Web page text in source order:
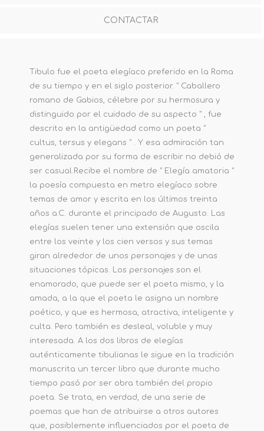
CONTACTAR
Tibulo fue el poeta elegíaco preferido en la Roma
de su tiempo y en el siglo posterior. " Caballero
romano de Gabios, célebre por su hermosura y
distinguido por el cuidado de su aspecto " , fue
descrito en la antigüedad como un poeta "
cultus, tersus y elegans " . Y esa admiración tan
generalizada por su forma de escribir no debió de
ser casual.Recibe el nombre de " Elegía amatoria "
la poesía compuesta en metro elegíaco sobre
temas de amor y escrita en los últimos treinta
años a.C. durante el principado de Augusto. Las
elegías suelen tener una extensión que oscila
entre los veinte y los cien versos y sus temas
giran alrededor de unos personajes y de unas
situaciones tópicas. Los personajes son el
enamorado, que puede ser el poeta mismo, y la
amada, a la que el poeta le asigna un nombre
poético, y que es hermosa, atractiva, inteligente y
culta. Pero también es desleal, voluble y muy
interesada. A los dos libros de elegías
auténticamente tibulianas le sigue en la tradición
manuscrita un tercer libro que durante mucho
tiempo pasó por ser obra también del propio
poeta. Se trata, en verdad, de una serie de
poemas que han de atribuirse a otros autores
que, posiblemente influenciados por el poeta de